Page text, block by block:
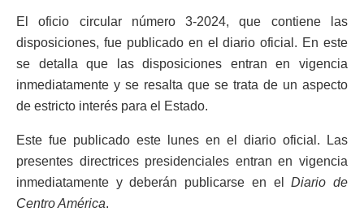
El oficio circular número 3-2024, que contiene las
disposiciones, fue publicado en el diario oficial. En este
se detalla que las disposiciones entran en vigencia
inmediatamente y se resalta que se trata de un aspecto
de estricto interés para el Estado.
Este fue publicado este lunes en el diario oficial. Las
presentes directrices presidenciales entran en vigencia
inmediatamente y deberán publicarse en elDiario de
Centro América.